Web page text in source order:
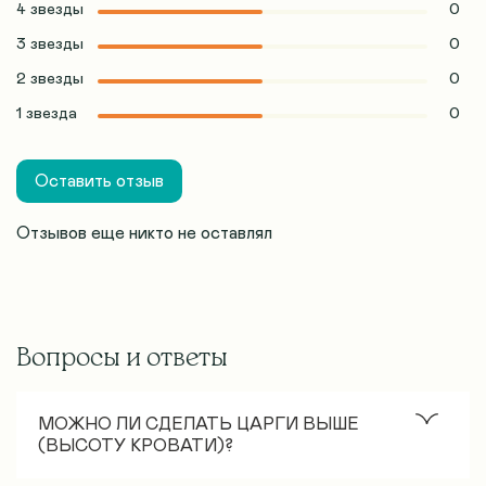
Отзывов еще никто не оставлял
4 звезды 0
3 звезды 0
2 звезды 0
1 звезда 0
Оставить отзыв
Вопросы и ответы
МОЖНО ЛИ СДЕЛАТЬ ЦАРГИ ВЫШЕ
(ВЫСОТУ КРОВАТИ)?